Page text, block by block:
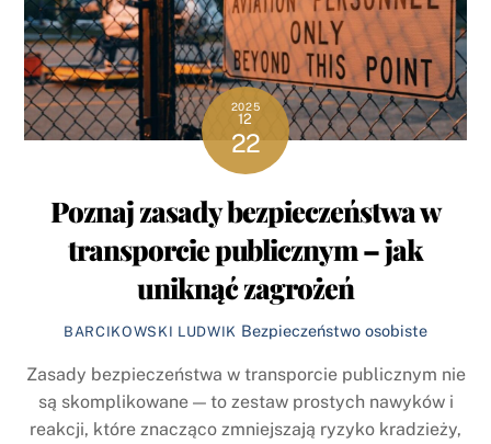
2025
12
22
Poznaj zasady bezpieczeństwa w
transporcie publicznym – jak
uniknąć zagrożeń
BARCIKOWSKI LUDWIK Bezpieczeństwo osobiste
Zasady bezpieczeństwa w transporcie publicznym nie
są skomplikowane — to zestaw prostych nawyków i
reakcji, które znacząco zmniejszają ryzyko kradzieży,